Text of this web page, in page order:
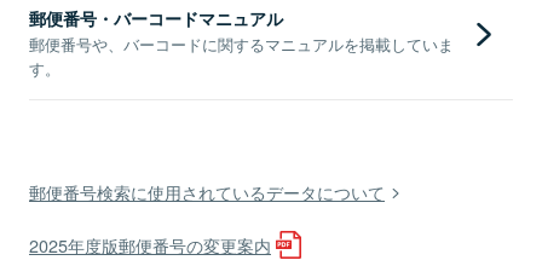
郵便番号・バーコードマニュアル
郵便番号や、バーコードに関するマニュアルを掲載していま
す。
郵便番号検索に使用されているデータについて
2025年度版郵便番号の変更案内